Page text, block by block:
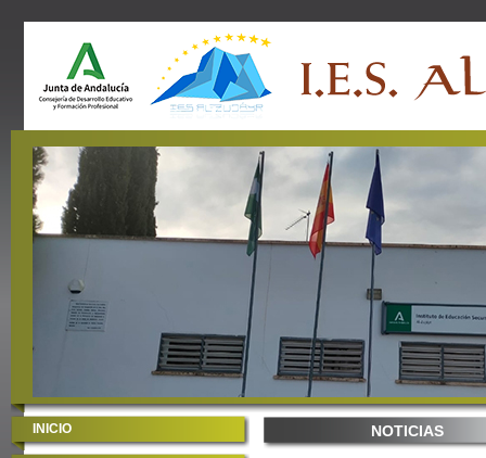
INICIO NOTICIAS